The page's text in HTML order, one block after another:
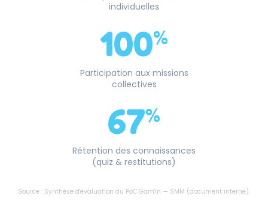
individuelles
100%
Participation aux missions
collectives
67%
Rétention des connaissances
(quiz & restitutions)
Source : Synthèse d'évaluation du PoC Gam'in — SMM (document interne).